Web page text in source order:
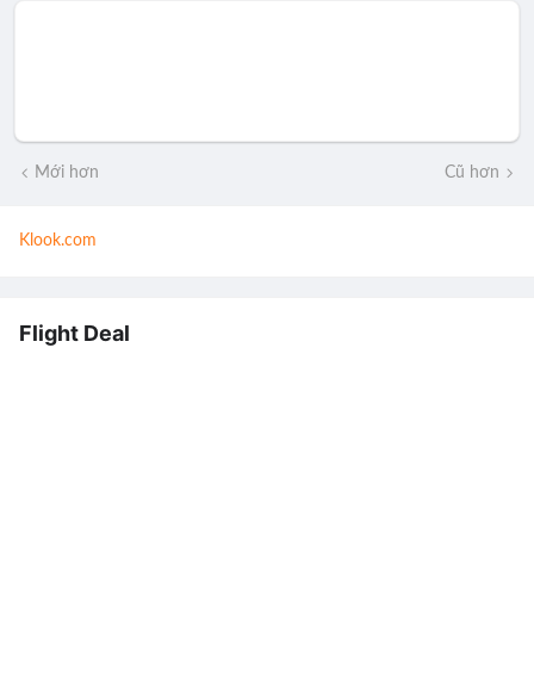
Mới hơn Cũ hơn
Klook.com
Flight Deal